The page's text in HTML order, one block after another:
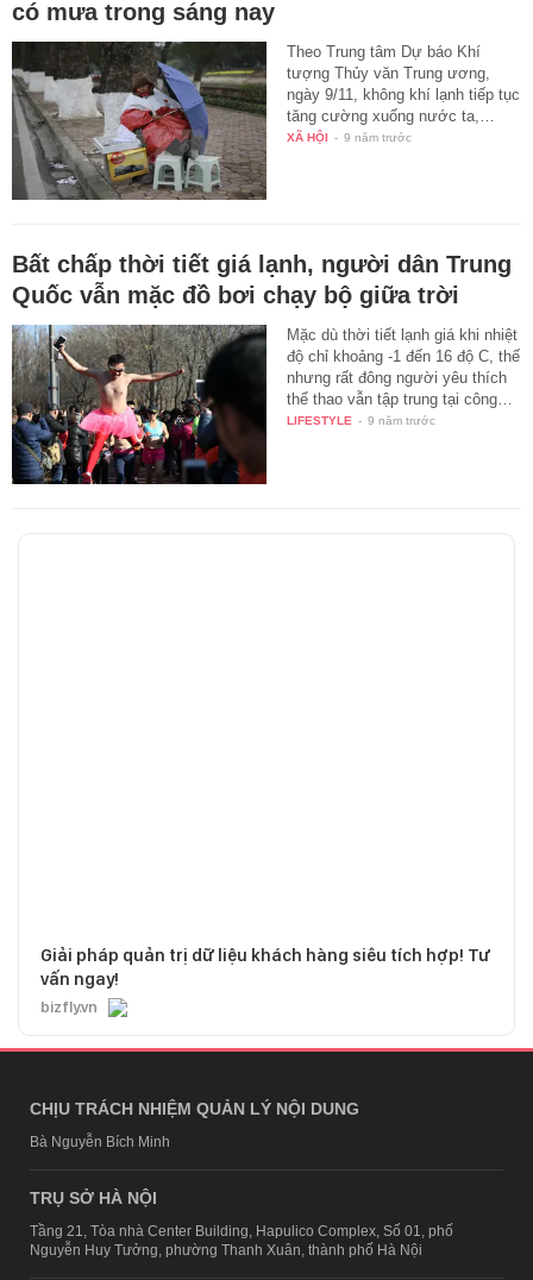
có mưa trong sáng nay
Theo Trung tâm Dự báo Khí
tượng Thủy văn Trung ương,
ngày 9/11, không khí lạnh tiếp tục
tăng cường xuống nước ta,…
XÃ HỘI - 9 năm trước
Bất chấp thời tiết giá lạnh, người dân Trung
Quốc vẫn mặc đồ bơi chạy bộ giữa trời
Mặc dù thời tiết lạnh giá khi nhiệt
độ chỉ khoảng -1 đến 16 độ C, thế
nhưng rất đông người yêu thích
thể thao vẫn tập trung tại công…
LIFESTYLE - 9 năm trước
Giải pháp quản trị dữ liệu khách hàng siêu tích hợp! Tư
vấn ngay!
bizfly.vn
CHỊU TRÁCH NHIỆM QUẢN LÝ NỘI DUNG
Bà Nguyễn Bích Minh
TRỤ SỞ HÀ NỘI
Tầng 21, Tòa nhà Center Building, Hapulico Complex, Số 01, phố
Nguyễn Huy Tưởng, phường Thanh Xuân, thành phố Hà Nội